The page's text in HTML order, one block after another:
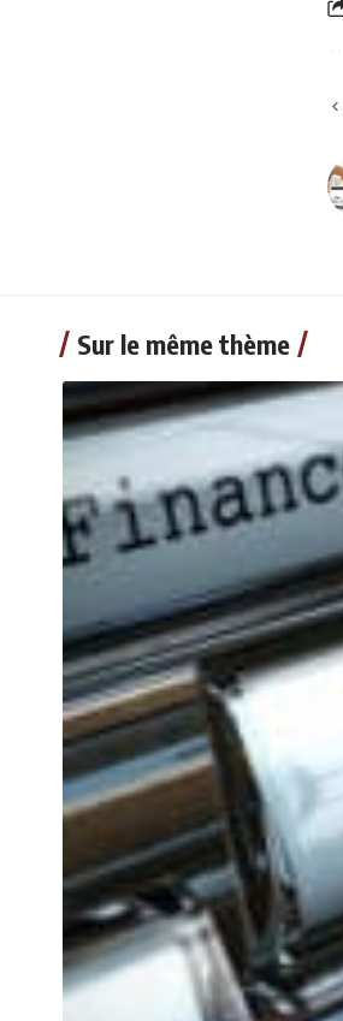
Sur le même thème